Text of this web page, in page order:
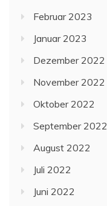
Februar 2023
Januar 2023
Dezember 2022
November 2022
Oktober 2022
September 2022
August 2022
Juli 2022
Juni 2022